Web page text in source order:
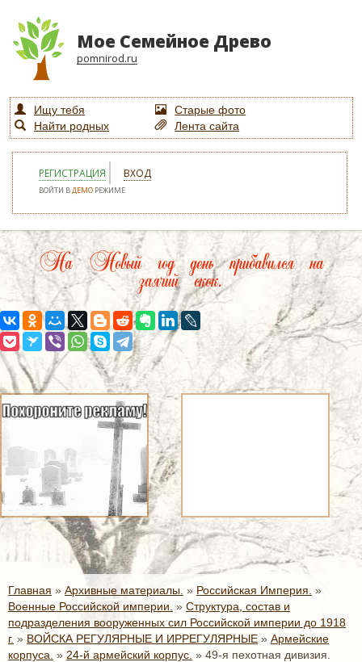
Мое Семейное Древо
pomnirod.ru
Ищу тебя
Старые фото
Найти родных
Лента сайта
РЕГИСТРАЦИЯ ВХОД
ВОЙТИ ВДЕМО РЕЖИМЕ
На Новый год день прибавился на
заячий скок.
Главная » Архивные материалы. » Российская Империя. »
Военные Российской империи. » Структура, состав и
подразделения вооруженных сил Российской империи до 1918
г. » ВОЙСКА РЕГУЛЯРНЫЕ И ИРРЕГУЛЯРНЫЕ » Армейские
корпуса. » 24-й армейский корпус. » 49-я пехотная дивизия.